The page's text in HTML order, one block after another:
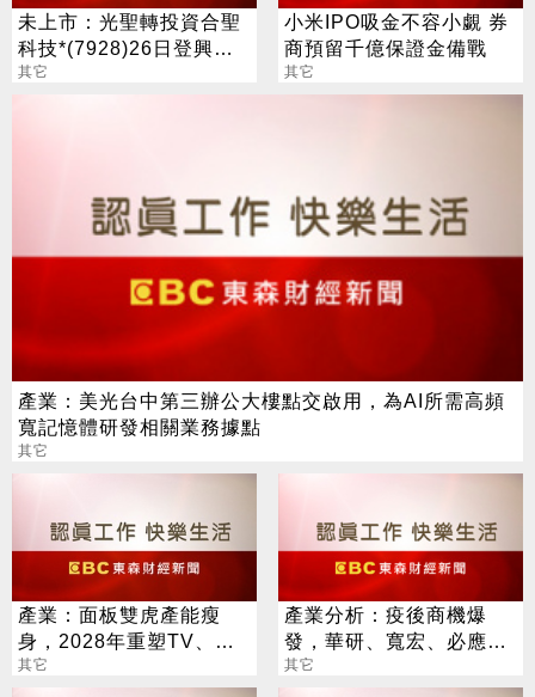
未上市：光聖轉投資合聖
科技*(7928)26日登興
櫃，參考價每股120元
其它
小米IPO吸金不容小覷 券
商預留千億保證金備戰
其它
產業：美光台中第三辦公大樓點交啟用，為AI所需高頻
寬記憶體研發相關業務據點
其它
產業：面板雙虎產能瘦
身，2028年重塑TV、監
視器、筆電三大面板供需
其它
產業分析：疫後商機爆
發，華研、寬宏、必應及
寬魚增添營運動能
其它